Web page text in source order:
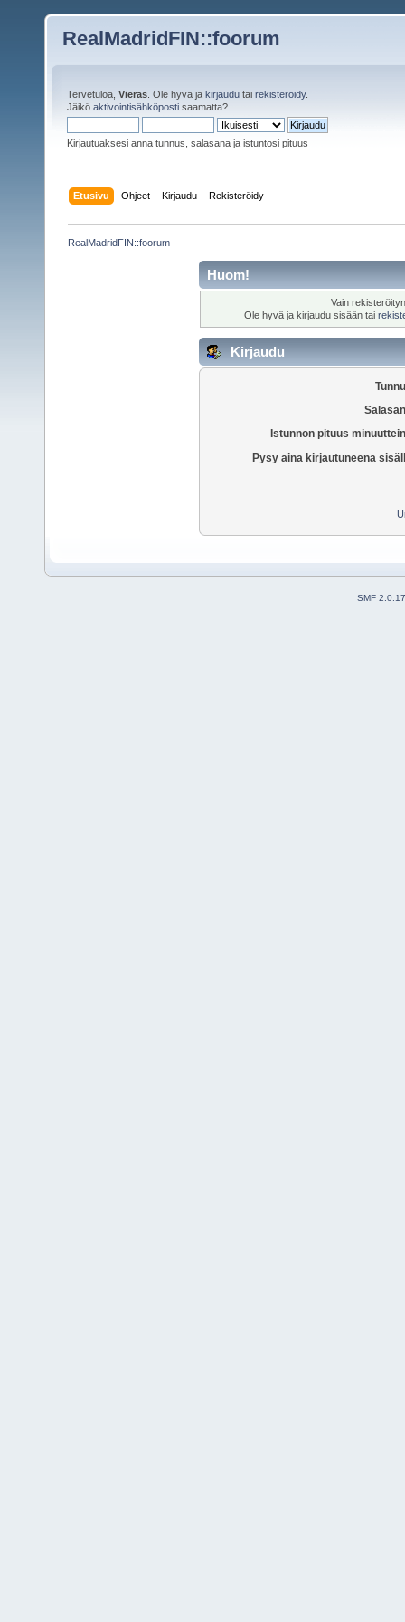
RealMadridFIN::foorum
Tervetuloa, Vieras . Ole hyvä ja kirjaudu tai rekisteröidy.
Jäikö aktivointisähköposti saamatta?
Kirjautuaksesi anna tunnus, salasana ja istuntosi pituus
Etusivu Ohjeet Kirjaudu Rekisteröidy
RealMadridFIN::foorum
Huom!
Vain
Ole hyvä ja kirjaudu sisään tai
Kirjaudu
Istunnon pituus
Pysy aina kirjautuneena
SMF 2.0.17